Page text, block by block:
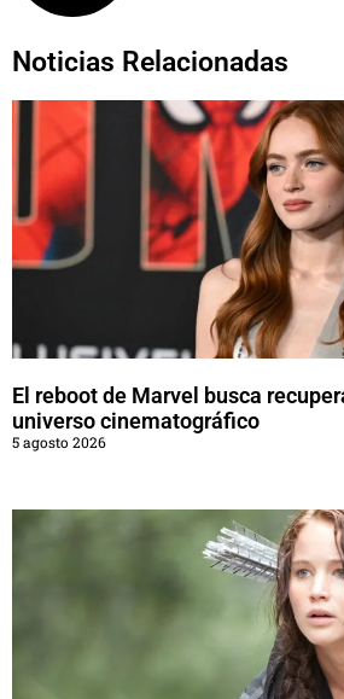
Noticias Relacionadas
El reboot de Marvel busca
universo cinematográfico
5 agosto 2026